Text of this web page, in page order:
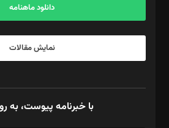
دانلود ماهنامه
نمایش مقالات
با خبرنامه پیوست، به